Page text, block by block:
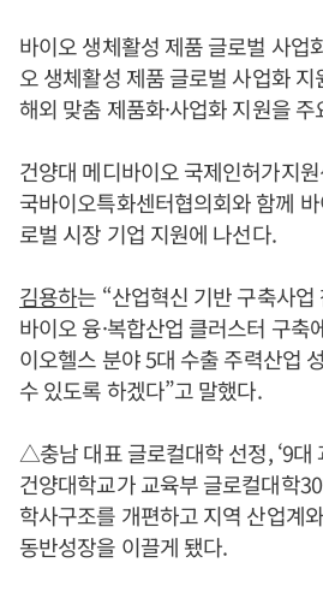
바이오 생체활성 제품 글로벌 사업
오 생체활성 제품 글로벌 사업화
해외 맞춤 제품화·사업화 지원을
건양대 메디바이오 국제인허가지
국바이오특화센터협의회와 함께
로벌 시장 기업 지원에 나선다.
김용하는 “산업혁신 기반 구축사
바이오 융·복합산업 클러스터 구축
이오헬스 분야 5대 수출 주력산업
수 있도록 하겠다”고 말했다.
△충남 대표 글로컬대학 선정, ‘9대
건양대학교가 교육부 글로컬대학
학사구조를 개편하고 지역 산업계
동반성장을 이끌게 됐다.